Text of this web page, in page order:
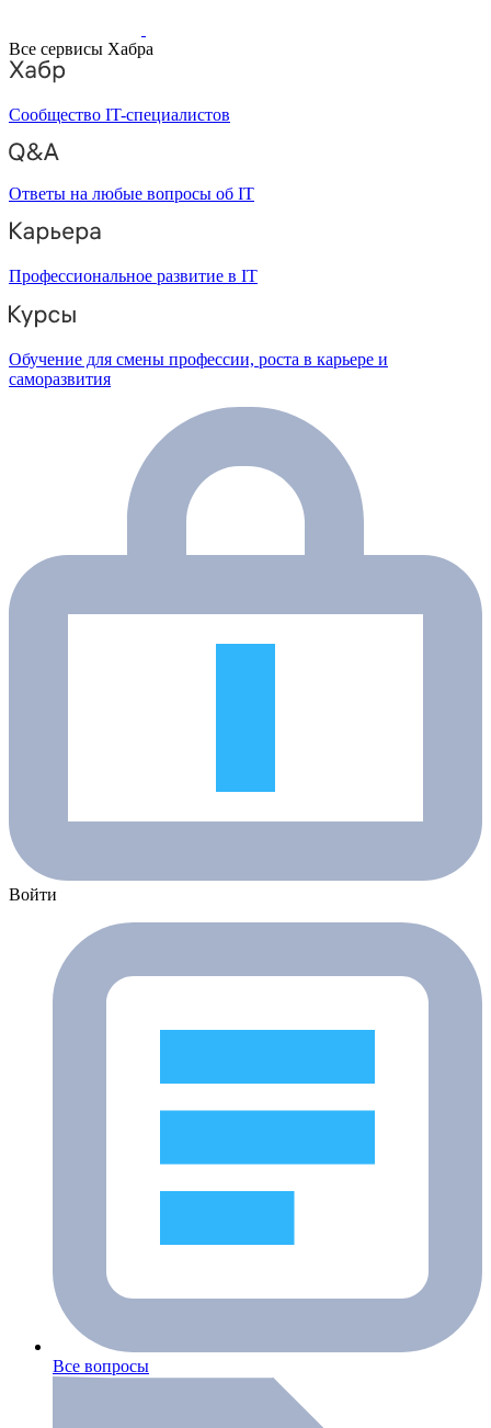
Все сервисы Хабра
Сообщество IT-специалистов
Ответы на любые вопросы об IT
Профессиональное развитие в IT
Обучение для смены профессии, роста в карьере и
саморазвития
Войти
Все вопросы